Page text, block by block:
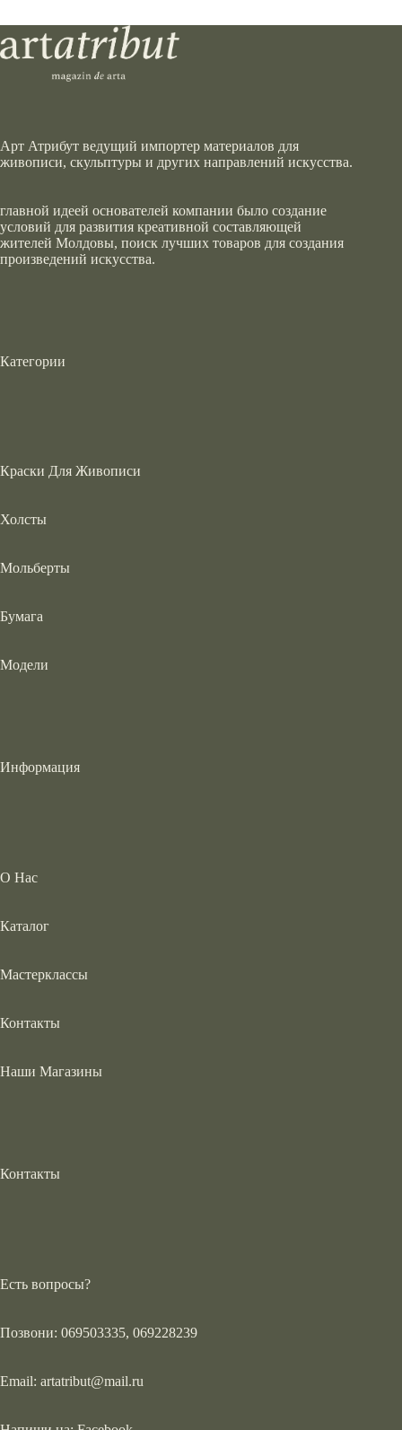
Арт Атрибут ведущий импортер материалов для
живописи, скульптуры и других направлений искусства.
главной идеей основателей компании было создание
условий для развития креативной составляющей
жителей Молдовы, поиск лучших товаров для создания
произведений искусства.
Категории
Краски Для Живописи
Холсты
Мольберты
Бумага
Модели
Информация
О Нас
Каталог
Мастерклассы
Контакты
Наши Магазины
Контакты
Есть вопросы?
Позвони: 069503335, 069228239
Email: artatribut@mail.ru